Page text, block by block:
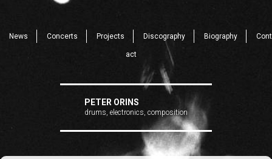
News Concerts Projects Discography Biography Cont
act
PETER ORINS
drums, electronics, composition